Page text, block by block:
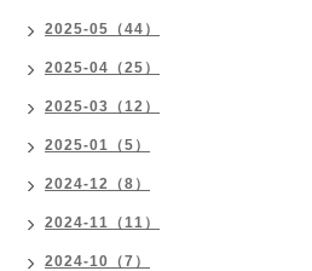
2025-05（44）
2025-04（25）
2025-03（12）
2025-01（5）
2024-12（8）
2024-11（11）
2024-10（7）